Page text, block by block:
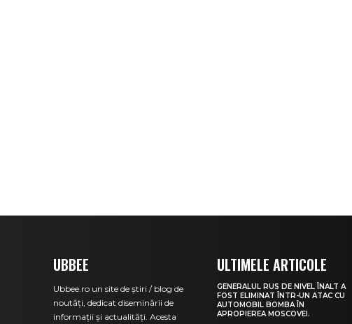
UBBEE
Ubbee.ro un site de știri / blog de
noutăți, dedicat diseminării de
informații și actualități. Acesta
ULTIMELE ARTICOLE
GENERALUL RUS DE NIVEL ÎNALT A
FOST ELIMINAT ÎNTR-UN ATAC CU
AUTOMOBIL BOMBA ÎN
APROPIEREA MOSCOVEI.